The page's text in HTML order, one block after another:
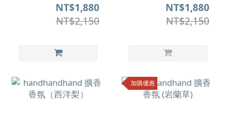
NT$1,880
NT$2,150
NT$1,880
NT$2,150
加購優惠